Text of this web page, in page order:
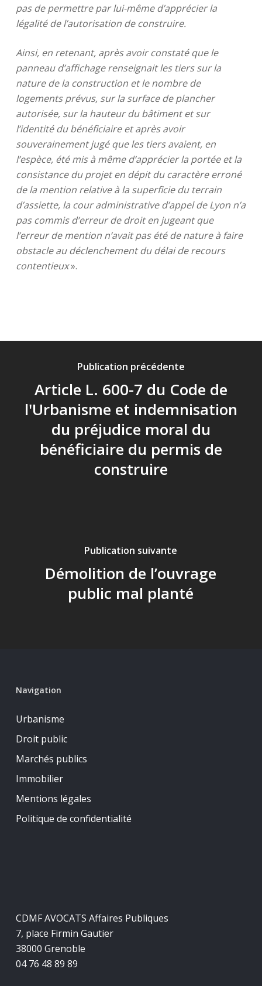
pas de permettre par lui-même d’apprécier la
légalité de l’autorisation de construire.
Ainsi, en retenant, après avoir constaté que le
panneau d’affichage renseignait les tiers sur la
nature de la construction et le nombre de
logements prévus, sur la surface de plancher
autorisée, sur la hauteur du bâtiment et sur
l’identité du bénéficiaire et après avoir
souverainement jugé que les tiers avaient, en
l’espèce, été mis à même d’apprécier la portée et la
consistance du projet en dépit du caractère erroné
de la mention relative à la superficie du terrain
d’assiette, la cour administrative d’appel de Lyon n’a
pas commis d’erreur de droit en jugeant que
l’erreur de mention n’avait pas été de nature à faire
obstacle au déclenchement du délai de recours
contentieux».
Publication précédente
Article L. 600-7 du Code de
l'Urbanisme et indemnisation
du préjudice moral du
bénéficiaire du permis de
construire
Publication suivante
Démolition de l’ouvrage
public mal planté
Navigation
Urbanisme
Droit public
Marchés publics
Immobilier
Mentions légales
Politique de confidentialité
CDMF AVOCATS Affaires Publiques
7, place Firmin Gautier
38000 Grenoble
04 76 48 89 89